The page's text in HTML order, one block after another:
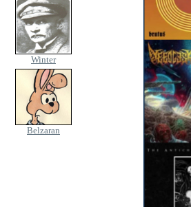
Winter
Belzaran